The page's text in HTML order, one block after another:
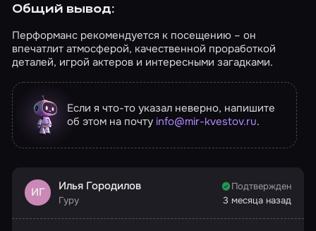
Общий вывод:
Перформанс рекомендуется к посещению – он
впечатлит атмосферой, качественной проработкой
деталей, игрой актеров и интересными загадками.
Если я что-то указал неверно, напишите
об этом на почту info@mir-kvestov.ru.
ИГ Илья Городилов
Гуру
Подтвержден
3 месяца назад